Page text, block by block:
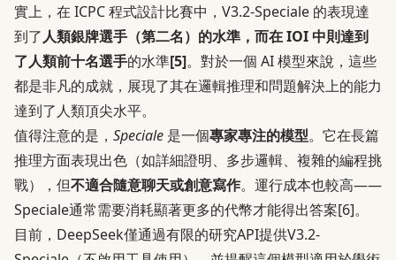
實上，在 ICPC 程式設計比賽中，V3.2-Speciale 的表現達
到了人類銀牌選手（第二名） 的水準，而在 IOI 中則達到
了人類前十名選手的水準[5]。對於一個 AI 模型來說，這些
都是非凡的成就，展現了其在邏輯推理和問題解決上的能力
達到了人類頂尖水平。
值得注意的是， Speciale 是一個專家專注的模型。它在長篇
推理方面表現出色（如詳細證明、多步邏輯、複雜的編程挑
戰），但不適合隨意聊天或創意寫作。運行成本也較高——
Speciale通常需要消耗顯著更多的代幣才能得出答案[6]。
目前，DeepSeek僅通過有限的研究API提供V3.2-